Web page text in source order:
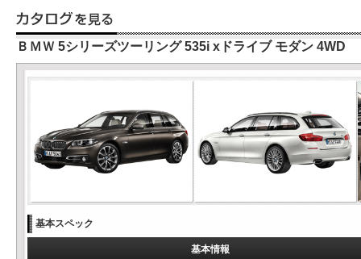
ＢＭＷ 5シリーズツーリング 535i xドライブ モダン 4WD
基本スペック
基本情報